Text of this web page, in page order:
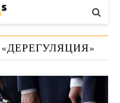
ДЕРЕГУЛЯЦИЯ»